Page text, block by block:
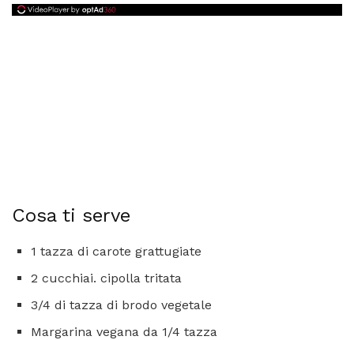
Cosa ti serve
1 tazza di carote grattugiate
2 cucchiai. cipolla tritata
3/4 di tazza di brodo vegetale
Margarina vegana da 1/4 tazza